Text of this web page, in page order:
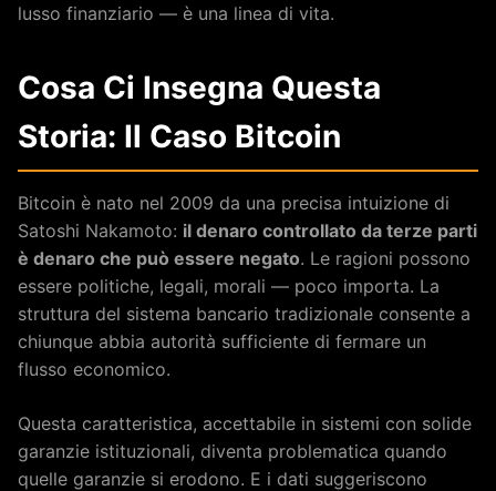
lusso finanziario — è una linea di vita.
Cosa Ci Insegna Questa
Storia: Il Caso Bitcoin
Bitcoin è nato nel 2009 da una precisa intuizione di
Satoshi Nakamoto: il denaro controllato da terze parti
è denaro che può essere negato. Le ragioni possono
essere politiche, legali, morali — poco importa. La
struttura del sistema bancario tradizionale consente a
chiunque abbia autorità sufficiente di fermare un
flusso economico.
Questa caratteristica, accettabile in sistemi con solide
garanzie istituzionali, diventa problematica quando
quelle garanzie si erodono. E i dati suggeriscono